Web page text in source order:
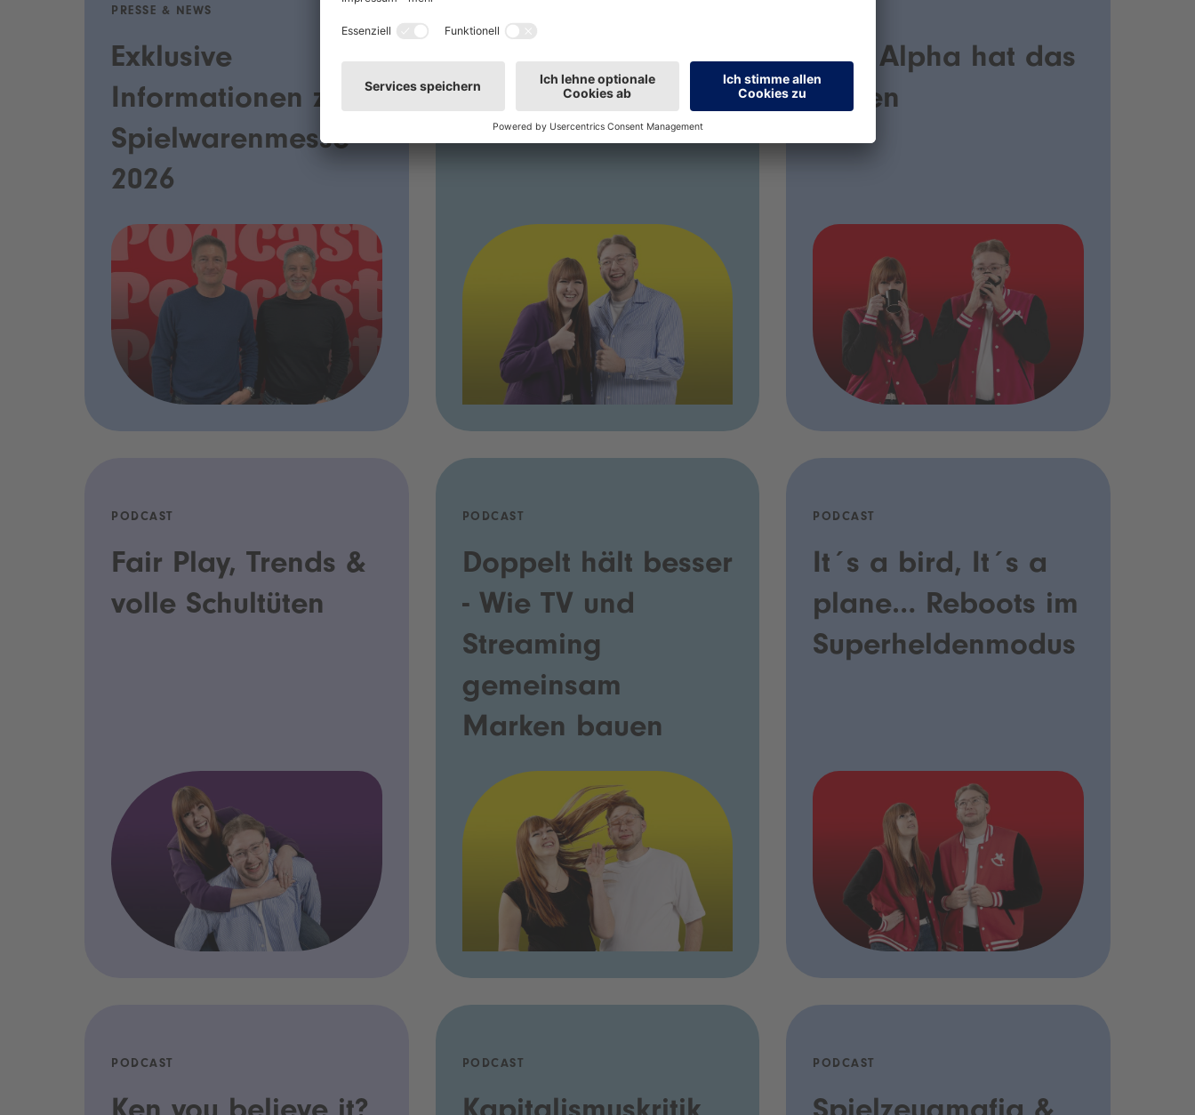
PRESSE & NEWS
Exklusive
Informationen zur
Spielwarenmesse
2026
Next Level Play:
Die ToyTrends 2026
Gen Alpha hat das
Sagen
PODCAST
Fair Play, Trends &
volle Schultüten
PODCAST
Doppelt hält besser
- Wie TV und
Streaming
gemeinsam
Marken bauen
PODCAST
It´s a bird, It´s a
plane… Reboots im
Superheldenmodus
PODCAST PODCAST PODCAST